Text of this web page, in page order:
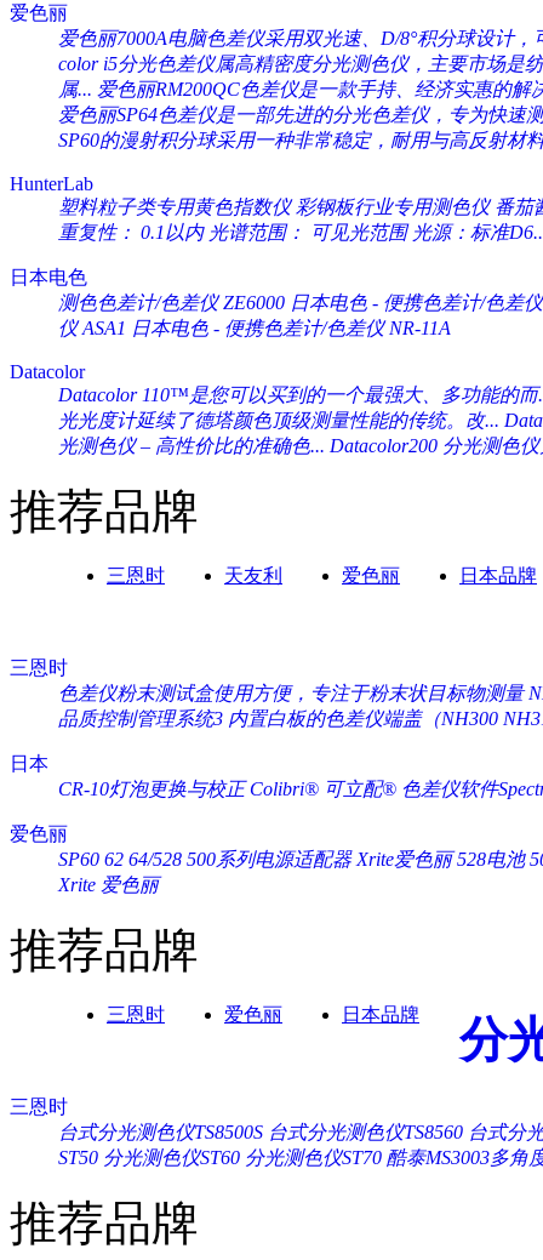
爱色丽
爱色丽7000A电脑色差仪采用双光速、D/8°积分球设计，
color i5分光色差仪属高精密度分光测色仪，主要市场是
属... 爱色丽RM200QC色差仪是一款手持、经济实惠的解
爱色丽SP64色差仪是一部先进的分光色差仪，专为快速
SP60的漫射积分球采用一种非常稳定，耐用与高反射材料
HunterLab
塑料粒子类专用黄色指数仪 彩钢板行业专用测色仪 番茄
重复性： 0.1以内 光谱范围： 可见光范围 光源：标准
日本电色
测色色差计/色差仪 ZE6000 日本电色 - 便携色差计/色差
仪 ASA1 日本电色 - 便携色差计/色差仪 NR-11A
Datacolor
Datacolor 110™是您可以买到的一个最强大、多功能的而
光光度计延续了德塔颜色顶级测量性能的传统。改...
光测色仪 – 高性价比的准确色... Datacolor200 分光测色
推荐品牌
三恩时 天友利 爱色丽 日本品牌
三恩时
色差仪粉末测试盒使用方便，专注于粉末状目标物测量
品质控制管理系统3 内置白板的色差仪端盖（NH300
日本
CR-10灯泡更换与校正 Colibri® 可立配® 色差仪软件
爱色丽
SP60 62 64/528 500系列电源适配器 Xrite爱色丽 528电池
Xrite 爱色丽
推荐品牌
三恩时 爱色丽 日本品牌 分
三恩时
台式分光测色仪TS8500S 台式分光测色仪TS8560 台式分
ST50 分光测色仪ST60 分光测色仪ST70 酷泰MS3003多角
推荐品牌